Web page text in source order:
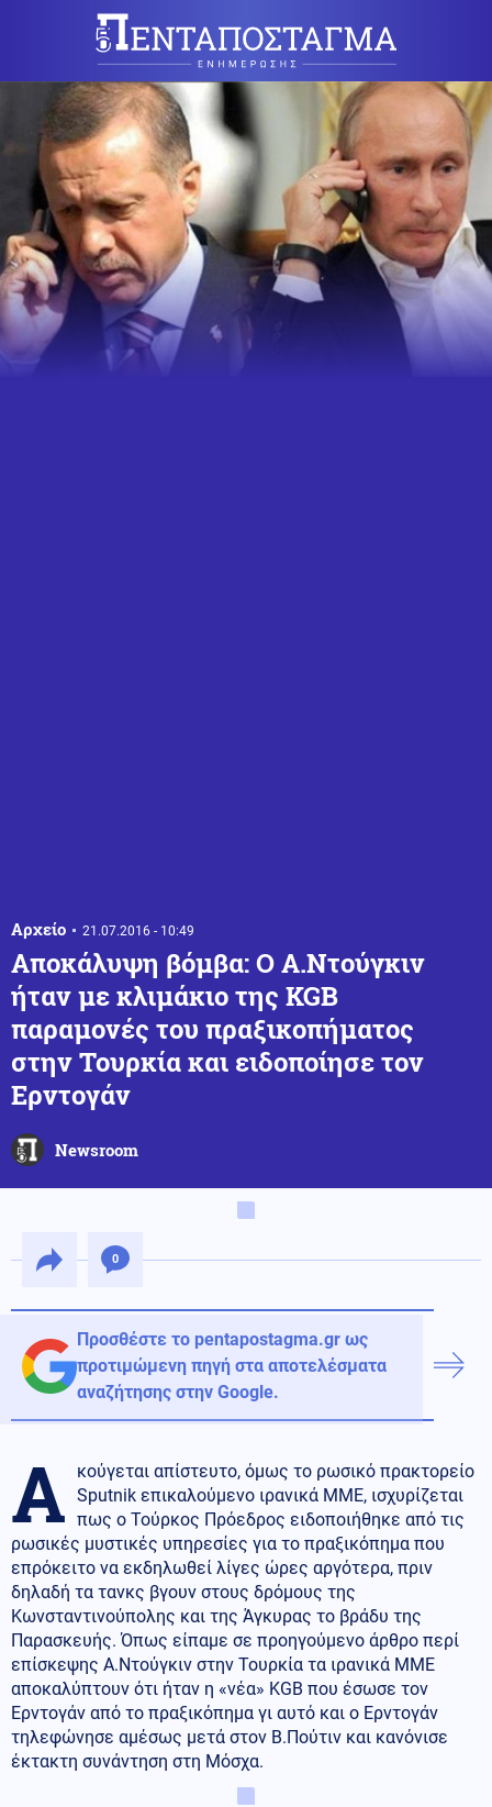
Αρχείο 21.07.2016 - 10:49
Αποκάλυψη βόμβα: Ο Α.Ντούγκιν
ήταν με κλιμάκιο της KGB
παραμονές του πραξικοπήματος
στην Τουρκία και ειδοποίησε τον
Ερντογάν
Newsroom
0
Προσθέστε το pentapostagma.gr ως
προτιμώμενη πηγή στα αποτελέσματα
αναζήτησης στην Google.
Α
κούγεται απίστευτο, όμως το ρωσικό πρακτορείο
Sputnik επικαλούμενο ιρανικά ΜΜΕ, ισχυρίζεται
πως ο Τούρκος Πρόεδρος ειδοποιήθηκε από τις
ρωσικές μυστικές υπηρεσίες για το πραξικόπημα που
επρόκειτο να εκδηλωθεί λίγες ώρες αργότερα, πριν
δηλαδή τα τανκς βγουν στους δρόμους της
Κωνσταντινούπολης και της Άγκυρας το βράδυ της
Παρασκευής. Όπως είπαμε σε προηγούμενο άρθρο περί
επίσκεψης Α.Ντούγκιν στην Τουρκία τα ιρανικά ΜΜΕ
αποκαλύπτουν ότι ήταν η «νέα» KGB που έσωσε τον
Ερντογάν από το πραξικόπημα γι αυτό και ο Ερντογάν
τηλεφώνησε αμέσως μετά στον Β.Πούτιν και κανόνισε
έκτακτη συνάντηση στη Μόσχα.